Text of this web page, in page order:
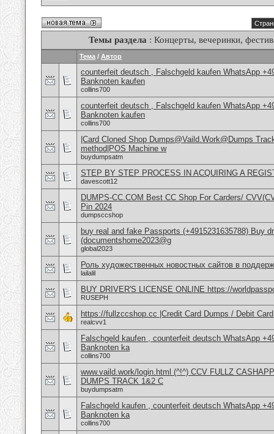
Темы раздела : Концерты, вечеринки,
Тема / Автор
counterfeit deutsch , Falschgeld kaufen WhatsApp
Banknoten kaufen
collins700
counterfeit deutsch , Falschgeld kaufen WhatsApp
Banknoten kaufen
collins700
|Card Cloned Shop Dumps@Vaild.Work@Dumps
method|POS Machine w
buydumpsatm
STEP BY STEP PROCESS IN ACQUIRING A
davescott12
DUMPS-CC.COM Best CC Shop For Carders/
Pin 2024
dumpsccshop
buy real and fake Passports (+4915231635788) Buy
(documentshome2023@g
global2023
Роль художественных новостных сайтов в
lailalil
BUY DRIVER'S LICENSE ONLINE https://
RUSEPH
https://fullzccshop.cc |Credit Card Dumps / Debit
realcvv1
Falschgeld kaufen , counterfeit deutsch WhatsApp
Banknoten ka
collins700
www.vaild.work/login.html (^!^) CCV FULLZ
DUMPS TRACK 1&2 C
buydumpsatm
Falschgeld kaufen , counterfeit deutsch WhatsApp
Banknoten ka
collins700